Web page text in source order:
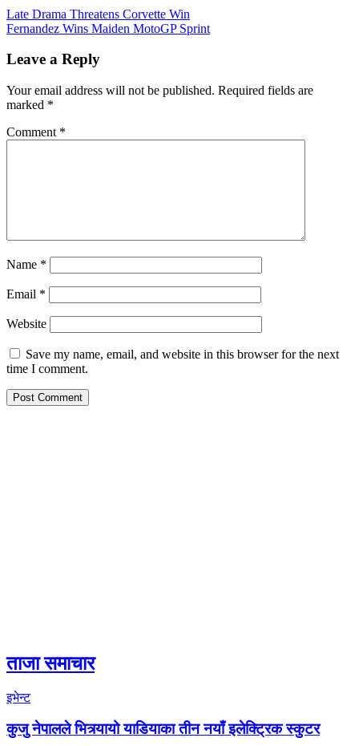
Late Drama Threatens Corvette Win
Fernandez Wins Maiden MotoGP Sprint
Leave a Reply
Your email address will not be published. Required fields are
marked *
Comment *
Name *
Email *
Website
Save my name, email, and website in this browser for the next
time I comment.
ताजा समाचार
इभेन्ट
कुजु नेपालले भित्र्यायो याडियाका तीन नयाँ इलेक्ट्रिक स्कुटर